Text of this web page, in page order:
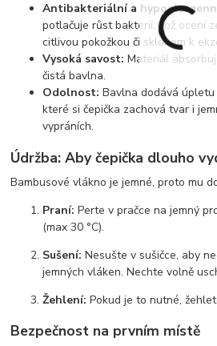
Antibakteriální a
potlačuje růst bakterií, což ocení
citlivou pokožkou či sklonem k
Vysoká savost: Materiál
čistá bavlna.
Odolnost: Bavlna dodává
které si čepička zachová tvar i
vypráních.
Údržba: Aby čepička dlouho
Bambusové vlákno je jemné, proto mu
Praní: Perte v pračce na jemný
(max 30 °C).
Sušení: Nesušte v sušičce, aby
jemných vláken. Nechte volně
Žehlení: Pokud je to nutné,
Bezpečnost na prvním místě